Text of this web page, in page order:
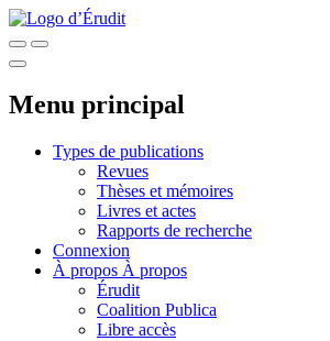
Menu principal
Types de publications
Revues
Thèses et mémoires
Livres et actes
Rapports de recherche
Connexion
À propos À propos
Érudit
Coalition Publica
Libre accès